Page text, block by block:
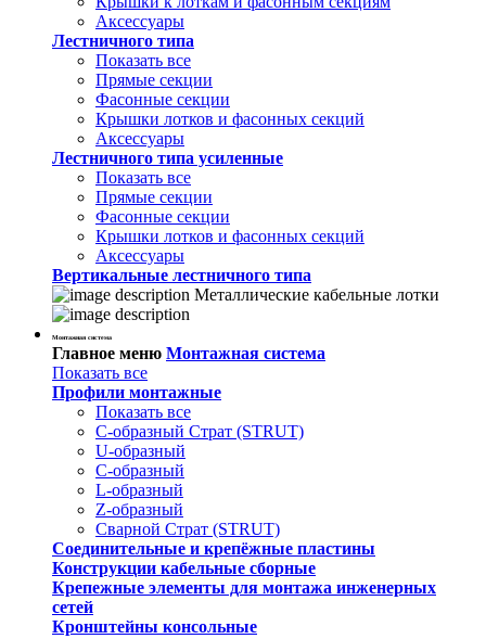
Аксессуары
Лестничного типа
Показать все
Прямые секции
Фасонные секции
Крышки лотков и фасонных секций
Аксессуары
Лестничного типа усиленные
Показать все
Прямые секции
Фасонные секции
Крышки лотков и фасонных секций
Аксессуары
Вертикальные лестничного типа
Металлические кабельные лотки
Монтажная система
Главное меню Монтажная система
Показать все
Профили монтажные
Показать все
С-образный Страт (STRUT)
U-образный
С-образный
L-образный
Z-образный
Сварной Страт (STRUT)
Соединительные и крепёжные пластины
Конструкции кабельные сборные
Крепежные элементы для монтажа инженерных
сетей
Кронштейны консольные